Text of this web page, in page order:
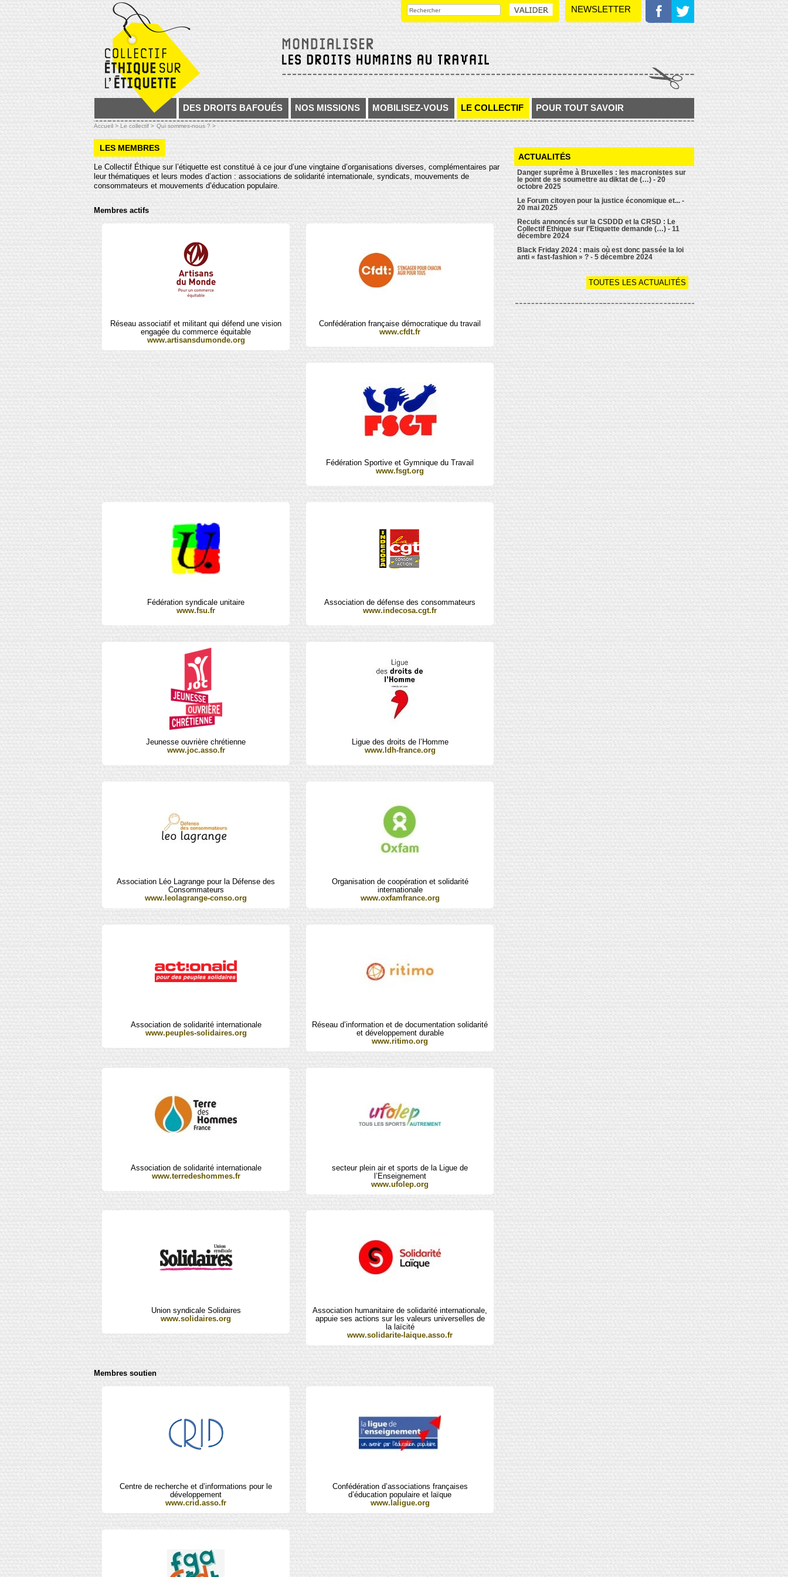
DES DROITS BAFOUÉS NOS MISSIONS MOBILISEZ-VOUS LE COLLECTIF POUR TOUT SAVOIR
NEWSLETTER
Accueil > Le collectif > Qui sommes-nous ? >
LES MEMBRES
Le Collectif Éthique sur l’étiquette est constitué à ce jour d’une vingtaine d’organisations diverses, complémentaires par
leur thématiques et leurs modes d’action : associations de solidarité internationale, syndicats, mouvements de
consommateurs et mouvements d’éducation populaire.
Membres actifs
Réseau associatif et militant qui défend une vision
engagée du commerce équitable
www.artisansdumonde.org
Confédération française démocratique du travail
www.cfdt.fr
Fédération Sportive et Gymnique du Travail
www.fsgt.org
Fédération syndicale unitaire
www.fsu.fr
Association de défense des consommateurs
www.indecosa.cgt.fr
Jeunesse ouvrière chrétienne
www.joc.asso.fr
Ligue des droits de l’Homme
www.ldh-france.org
Association Léo Lagrange pour la Défense des
Consommateurs
www.leolagrange-conso.org
Organisation de coopération et solidarité
internationale
www.oxfamfrance.org
Association de solidarité internationale
www.peuples-solidaires.org
Réseau d’information et de documentation solidarité
et développement durable
www.ritimo.org
Association de solidarité internationale
www.terredeshommes.fr
secteur plein air et sports de la Ligue de
l’Enseignement
www.ufolep.org
Union syndicale Solidaires
www.solidaires.org
Association humanitaire de solidarité internationale,
appuie ses actions sur les valeurs universelles de
la laïcité
www.solidarite-laique.asso.fr
Membres soutien
Centre de recherche et d’informations pour le
développement
www.crid.asso.fr
Confédération d’associations françaises
d’éducation populaire et laïque
www.laligue.org
ACTUALITÉS
Danger suprême à Bruxelles : les macronistes sur
le point de se soumettre au diktat de (…) - 20
octobre 2025
Le Forum citoyen pour la justice économique et... -
20 mai 2025
Reculs annoncés sur la CSDDD et la CRSD : Le
Collectif Ethique sur l’Etiquette demande (…) - 11
décembre 2024
Black Friday 2024 : mais où est donc passée la loi
anti « fast-fashion » ? - 5 décembre 2024
TOUTES LES ACTUALITÉS